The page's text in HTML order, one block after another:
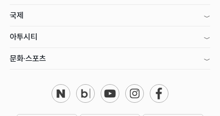
국제
아투시티
문화·스포츠